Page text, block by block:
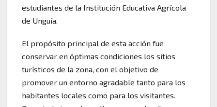
estudiantes de la Institución Educativa Agrícola
de Unguía.
El propósito principal de esta acción fue
conservar en óptimas condiciones los sitios
turísticos de la zona, con el objetivo de
promover un entorno agradable tanto para los
habitantes locales como para los visitantes.